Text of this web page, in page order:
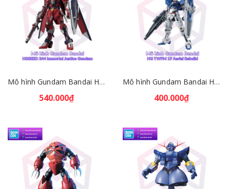
Mô hình Gundam Bandai HGSEED 244 Immortal Justice Gundam 1/144 Gundam SEED FREEDOM [GDB] [BHG]
540.000₫
Mô hình Gundam Bandai HG TWFM 19 Aerial Rebuild 1/144 MS Gundam TWFM [GDB] [BHG]
400.000₫